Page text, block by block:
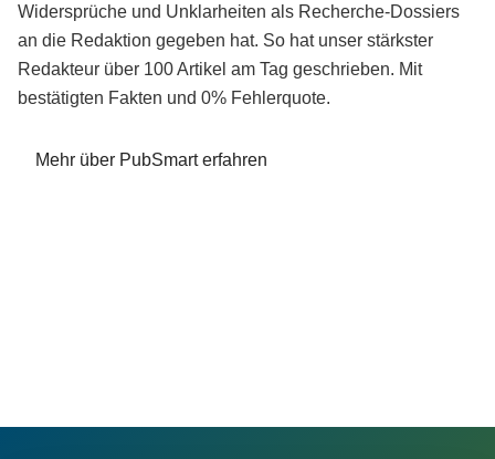
Widersprüche und Unklarheiten als Recherche-Dossiers
an die Redaktion gegeben hat. So hat unser stärkster
Redakteur über 100 Artikel am Tag geschrieben. Mit
bestätigten Fakten und 0% Fehlerquote.
Mehr über PubSmart erfahren